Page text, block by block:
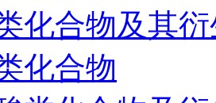
化合物及其
化合物